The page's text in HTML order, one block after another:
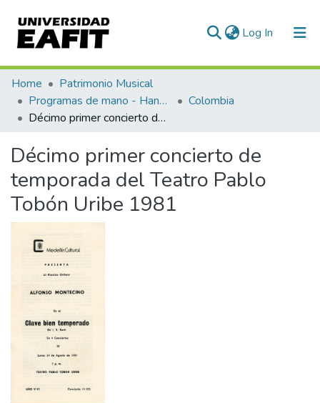
Log In (current)
Communities & Collections
All of DSpace
Home
Patrimonio Musical
Programas de mano - Hand programs
Colombia
Décimo primer concierto de temporada del Teatro Pablo Tobón Uribe 1981
Décimo primer concierto de
temporada del Teatro Pablo
Tobón Uribe 1981